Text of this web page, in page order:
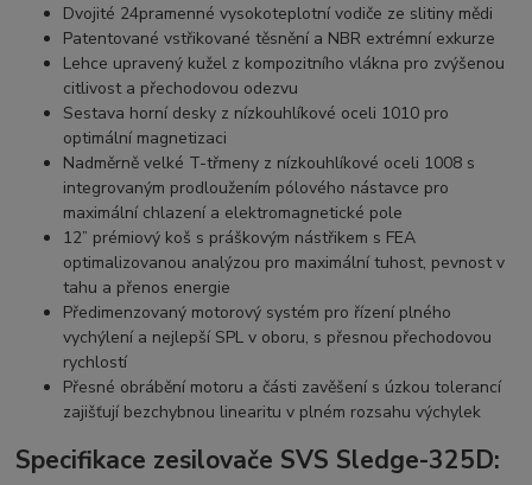
Dvojité 24pramenné vysokoteplotní vodiče ze slitiny mědi
Patentované vstřikované těsnění a NBR extrémní exkurze
Lehce upravený kužel z kompozitního vlákna pro zvýšenou
citlivost a přechodovou odezvu
Sestava horní desky z nízkouhlíkové oceli 1010 pro
optimální magnetizaci
Nadměrně velké T-třmeny z nízkouhlíkové oceli 1008 s
integrovaným prodloužením pólového nástavce pro
maximální chlazení a elektromagnetické pole
12” prémiový koš s práškovým nástřikem s FEA
optimalizovanou analýzou pro maximální tuhost, pevnost v
tahu a přenos energie
Předimenzovaný motorový systém pro řízení plného
vychýlení a nejlepší SPL v oboru, s přesnou přechodovou
rychlostí
Přesné obrábění motoru a části zavěšení s úzkou tolerancí
zajišťují bezchybnou linearitu v plném rozsahu výchylek
Specifikace zesilovače SVS Sledge-325D: